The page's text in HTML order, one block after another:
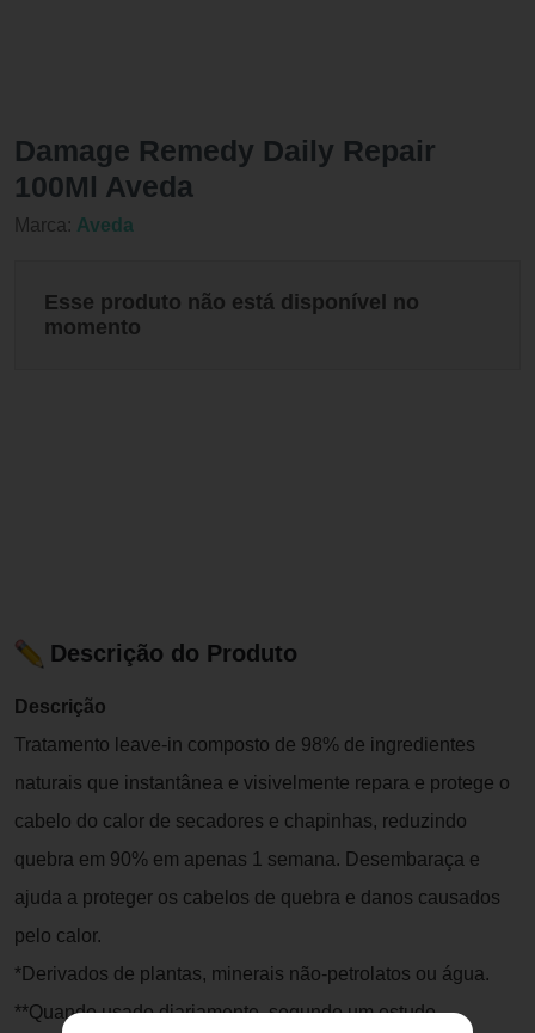
Damage Remedy Daily Repair
100Ml Aveda
Marca: Aveda
Esse produto não está disponível no
momento
Descrição do Produto
Descrição
Tratamento leave-in composto de 98% de ingredientes
naturais que instantânea e visivelmente repara e protege o
cabelo do calor de secadores e chapinhas, reduzindo
quebra em 90% em apenas 1 semana. Desembaraça e
ajuda a proteger os cabelos de quebra e danos causados
pelo calor.
*Derivados de plantas, minerais não-petrolatos ou água.
**Quando usado diariamente, segundo um estudo